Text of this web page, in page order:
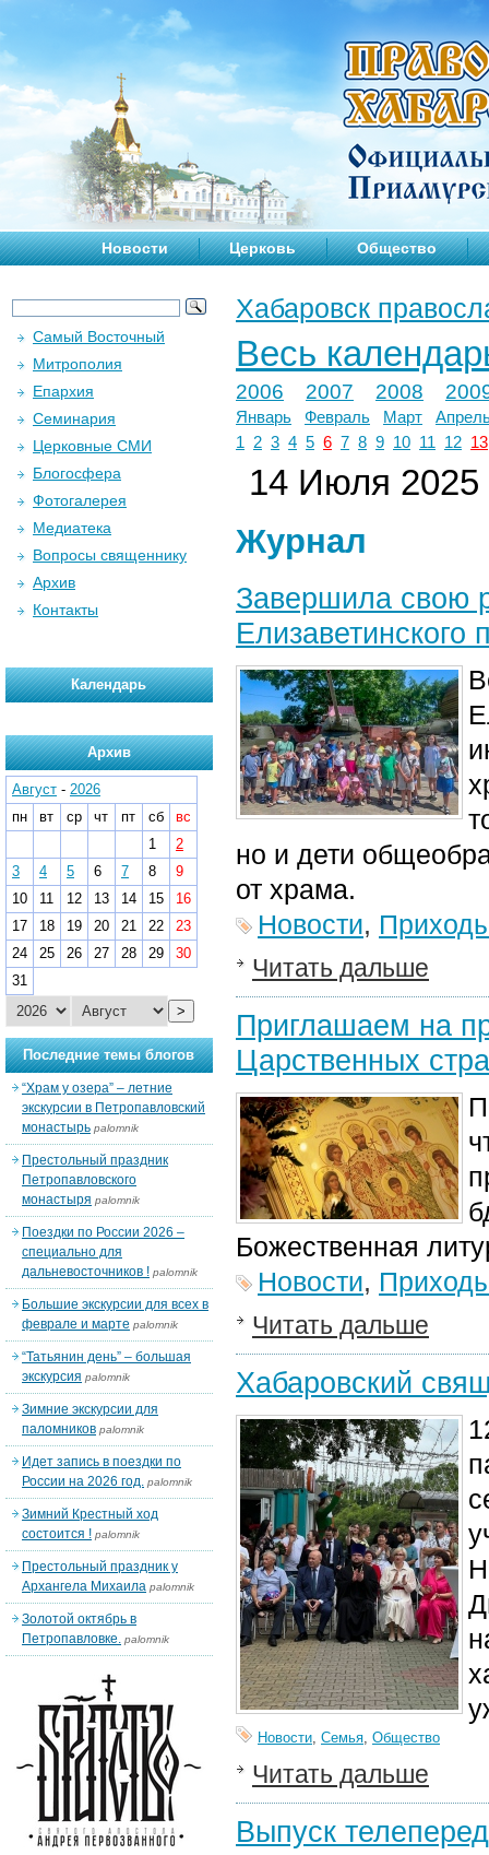
Новости Церковь Общество
Хабаровск
Весь
2006 2007 2008
Январь Февраль Март
1
2 3 4 5 6 7 8 9 10 11 12 13
14 Июля 2025
Журнал
Завершила свою
Елизаветинского
но и дети
от храма.
Новости,
Читать дальше
Приглашаем на
Царственных
Божественная
Новости,
Читать дальше
Хабаровский
Новости, Семья, Общество
Читать дальше
Выпуск
Самый Восточный
Митрополия
Епархия
Семинария
Церковные СМИ
Блогосфера
Фотогалерея
Медиатека
Вопросы священнику
Архив
Контакты
Календарь
Архив
Август - 2026
пн
вт ср чт пт сб
вс
1
2
3
4 5 6 7 8
9
10
11 12 13 14 15
16
17
18 19 20 21 22
23
24
25 26 27 28 29
30
31
>
Последние темы блогов
“Храм у озера” – летние
экскурсии в Петропавловский
монастырь palomnik
Престольный праздник
Петропавловского
монастыря palomnik
Поездки по России 2026 –
специально для
дальневосточников ! palomnik
Большие экскурсии для всех в
феврале и марте palomnik
“Татьянин день” – большая
экскурсия palomnik
Зимние экскурсии для
паломников palomnik
Идет запись в поездки по
России на 2026 год. palomnik
Зимний Крестный ход
состоится ! palomnik
Престольный праздник у
Архангела Михаила palomnik
Золотой октябрь в
Петропавловке. palomnik